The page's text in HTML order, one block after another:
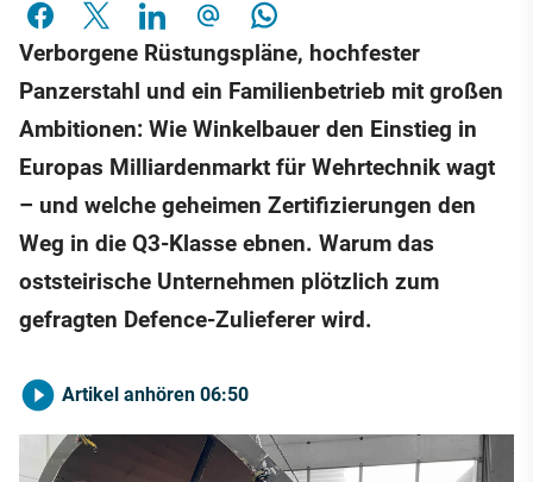
Verborgene Rüstungspläne, hochfester
Panzerstahl und ein Familienbetrieb mit großen
Ambitionen: Wie Winkelbauer den Einstieg in
Europas Milliardenmarkt für Wehrtechnik wagt
– und welche geheimen Zertifizierungen den
Weg in die Q3-Klasse ebnen. Warum das
oststeirische Unternehmen plötzlich zum
gefragten Defence-Zulieferer wird.
Artikel anhören 06:50